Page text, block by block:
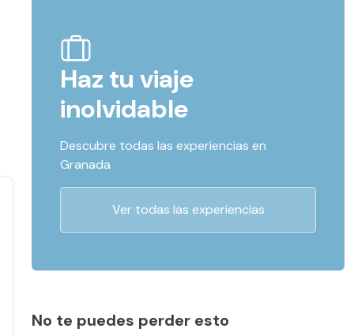
Haz tu viaje
inolvidable
Descubre todas las experiencias en
Granada
Ver todas las experiencias
No te puedes perder esto